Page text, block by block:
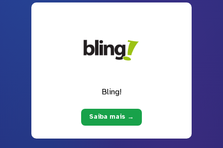
Bling!
Saiba mais →